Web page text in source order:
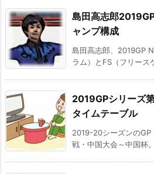
島田高志郎
ャンプ構成
島田高志郎、2019GP
ラム）とFS（フリース
2019GPシリーズ
タイムテーブル
2019-20シーズンのGP
戦・中国大会～中国杯